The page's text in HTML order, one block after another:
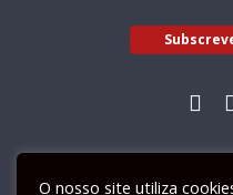
Livro de
O nosso site utiliza